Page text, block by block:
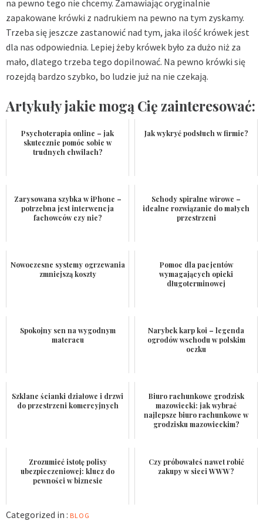
na pewno tego nie chcemy. Zamawiając oryginalnie
zapakowane krówki z nadrukiem na pewno na tym zyskamy.
Trzeba się jeszcze zastanowić nad tym, jaka ilość krówek jest
dla nas odpowiednia. Lepiej żeby krówek było za dużo niż za
mało, dlatego trzeba tego dopilnować. Na pewno krówki się
rozejdą bardzo szybko, bo ludzie już na nie czekają.
Artykuły jakie mogą Cię zainteresować:
Psychoterapia online – jak
skutecznie pomóc sobie w
trudnych chwilach?
Jak wykryć podsłuch w firmie?
Zarysowana szybka w iPhone –
potrzebna jest interwencja
fachowców czy nie?
Schody spiralne wirowe –
idealne rozwiązanie do małych
przestrzeni
Nowoczesne systemy ogrzewania
zmniejszą koszty
Pomoc dla pacjentów
wymagających opieki
długoterminowej
Spokojny sen na wygodnym
materacu
Narybek karp koi – legenda
ogrodów wschodu w polskim
oczku
Szklane ścianki działowe i drzwi
do przestrzeni komercyjnych
Biuro rachunkowe grodzisk
mazowiecki: jak wybrać
najlepsze biuro rachunkowe w
grodzisku mazowieckim?
Zrozumieć istotę polisy
ubezpieczeniowej: klucz do
pewności w biznesie
Czy próbowałeś nawet robić
zakupy w sieci WWW?
Categorized in : BLOG